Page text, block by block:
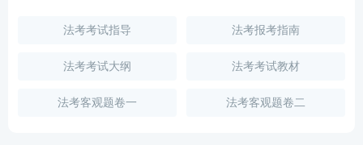
法考考试指导 法考报考指南
法考考试大纲 法考考试教材
法考客观题卷一 法考客观题卷二